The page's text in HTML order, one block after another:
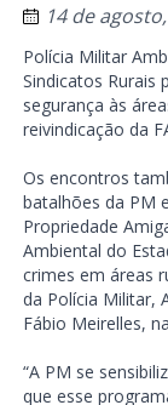
14 de
Polícia Militar
Sindicatos Rurais
segurança às
reivindicação da
Os encontros
batalhões da PM
Propriedade
Ambiental do
crimes em áreas
da Polícia Militar,
Fábio Meirelles,
“A PM se
que esse